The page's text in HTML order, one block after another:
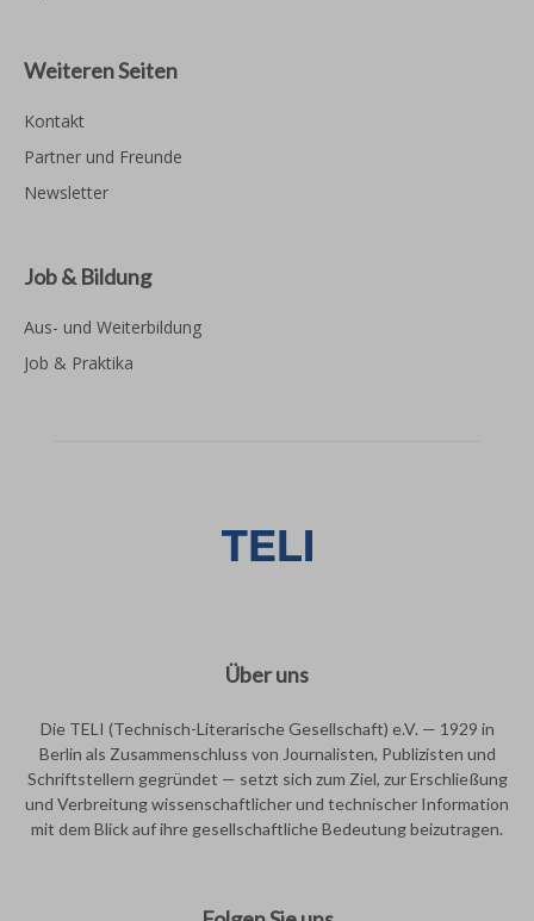
Weiteren Seiten
Kontakt
Partner und Freunde
Newsletter
Job & Bildung
Aus- und Weiterbildung
Job & Praktika
Über uns
Die TELI (Technisch-Literarische Gesellschaft) e.V. — 1929 in
Berlin als Zusammenschluss von Journalisten, Publizisten und
Schriftstellern gegründet — setzt sich zum Ziel, zur Erschließung
und Verbreitung wissenschaftlicher und technischer Information
mit dem Blick auf ihre gesellschaftliche Bedeutung beizutragen.